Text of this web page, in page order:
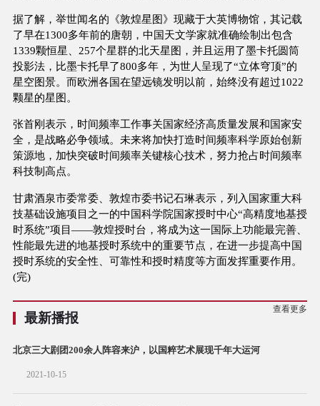
据了解，举世闻名的《敦煌星图》现藏于大英博物馆，其记载
了早在1300多年前的唐朝，中国天文学家就准确绘制出包含
1339颗恒星、257个星群的北天星图，并且运用了墨卡托圆筒
投影法，比墨卡托早了800多年，为世人呈现了“立体穹顶”的
星空图景。而欧洲各国在望远镜发明以前，始终没有超过1022
颗星的星图。
张首刚表示，时间频率工作事关国家经济高质量发展和国家安
全，是战略必争领域。未来将加快打造时间频率科学原始创新
策源地，加快突破时间频率关键核心技术，努力抢占时间频率
科技制高点。
甘肃酒泉市委常委、敦煌市委书记石琳表示，列入国家重大科
技基础设施项目之一的中国科学院国家授时中心“高精度地基授
时系统”项目——敦煌授时台，将成为这一国际上功能最完善、
性能最先进的地基授时系统中的重要节点，在进一步提高中国
授时系统的安全性、可靠性和授时精度等方面发挥重要作用。
(完)
最新播报
查看更多
北京三大剧团200余人阵容来沪，以国粹艺术展现千年大运河
2021-10-15